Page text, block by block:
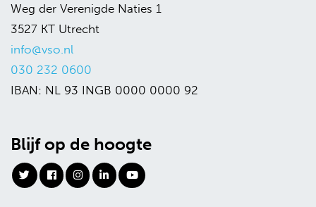
Weg der Verenigde Naties 1
3527 KT Utrecht
info@vso.nl
030 232 0600
IBAN: NL 93 INGB 0000 0000 92
Blijf op de hoogte